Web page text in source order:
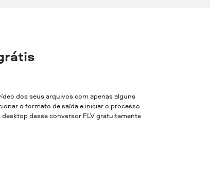
dos seus arquivos com apenas alguns
o formato de saída e iniciar o processo.
desse conversor FLV gratuitamente